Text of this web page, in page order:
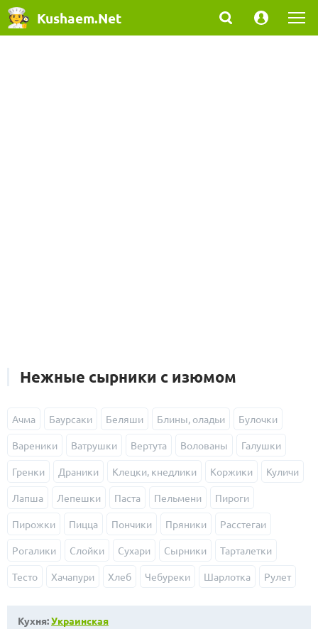
Kushaem.Net
Нежные сырники с изюмом
Ачма Баурсаки Беляши Блины, оладьи Булочки
Вареники Ватрушки Вертута Волованы Галушки
Гренки Драники Клецки, кнедлики Коржики Куличи
Лапша Лепешки Паста Пельмени Пироги
Пирожки Пицца Пончики Пряники Расстегаи
Рогалики Слойки Сухари Сырники Тарталетки
Тесто Хачапури Хлеб Чебуреки Шарлотка Рулет
Кухня:Украинская